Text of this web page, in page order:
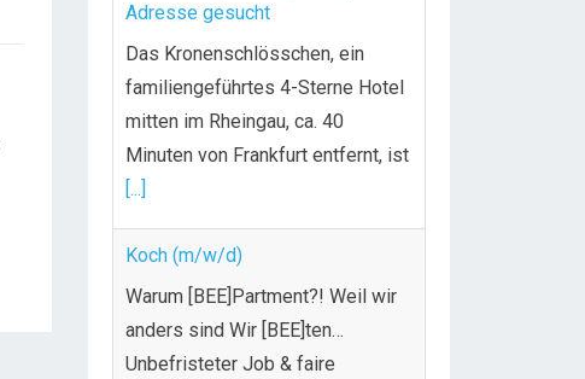
Adresse gesucht
Das Kronenschlösschen, ein
familiengeführtes 4-Sterne Hotel
mitten im Rheingau, ca. 40
Minuten von Frankfurt entfernt, ist
[...]
Koch (m/w/d)
Warum [BEE]Partment?! Weil wir
anders sind Wir [BEE]ten…
Unbefristeter Job & faire